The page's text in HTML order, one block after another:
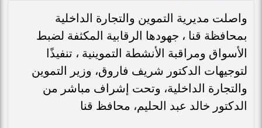
واصلت مديرية التموين والتجارة الداخلية
بمحافظة قنا ، جهودها الرقابية المكثفة لضبط
الأسواق ومراقبة الأنشطة التموينية ، تنفيذًا
لتوجيهات الدكتور شريف فاروق، وزير التموين
والتجارة الداخلية، وتحت إشراف مباشر من
الدكتور خالد عبد الحليم، محافظ قنا